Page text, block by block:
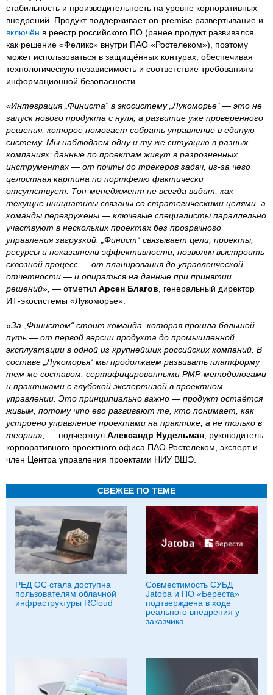
стабильность и производительность на уровне корпоративных
внедрений. Продукт поддерживает on-premise развертывание и
включён в реестр российского ПО (ранее продукт развивался
как решение «Феликс» внутри ПАО «Ростелеком»), поэтому
может использоваться в защищённых контурах, обеспечивая
технологическую независимость и соответствие требованиям
информационной безопасности.
«Интеграция „Финиста“ в экосистему „Лукоморье“ — это не
запуск нового продукта с нуля, а развитие уже проверенного
решения, которое помогает собрать управление в единую
систему. Мы наблюдаем одну и ту же ситуацию в разных
компаниях: данные по проектам живут в разрозненных
инструментах — от почты до трекеров задач, из-за чего
целостная картина по портфелю фактически
отсутствует. Топ-менеджмент не всегда видит, как
текущие инициативы связаны со стратегическими целями, а
команды перегружены — ключевые специалисты параллельно
участвуют в нескольких проектах без прозрачного
управления загрузкой. „Финист“ связывает цели, проекты,
ресурсы и показатели эффективности, позволяя выстроить
сквозной процесс — от планирования до управленческой
отчетности — и опираться на данные при принятии
решений», — отметил Арсен Благов , генеральный директор
ИТ-экосистемы «Лукоморье».
«За „Финистом“ стоит команда, которая прошла большой
путь — от первой версии продукта до промышленной
эксплуатации в одной из крупнейших российских компаний. В
составе „Лукоморья“ мы продолжаем развивать платформу
тем же составом: сертифицированными PMP-методологами
и практиками с глубокой экспертизой в проектном
управлении. Это принципиально важно — продукт остаётся
живым, потому что его развивают те, кто понимает, как
устроено управление проектами на практике, а не только в
теории», — подчеркнул Александр Нудельман , руководитель
корпоративного проектного офиса ПАО Ростелеком, эксперт и
член Центра управления проектами НИУ ВШЭ.
СВЕЖЕЕ ПО ТЕМЕ
РЕД ОС стала доступна
пользователям облачной
инфраструктуры RCloud
Совместимость СУБД
Jatoba и ПО «Береста»
подтверждена в ходе
реального внедрения у
заказчика